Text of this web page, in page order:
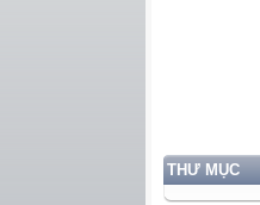
THƯ MỤC